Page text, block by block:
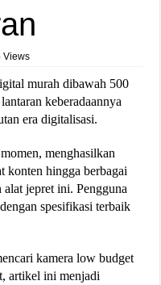
Views
murah dibawah 500
keberadaannya
era digitalisasi.
menghasilkan
konten hingga berbagai
jepret ini. Pengguna
spesifikasi terbaik
kamera low budget
artikel ini menjadi